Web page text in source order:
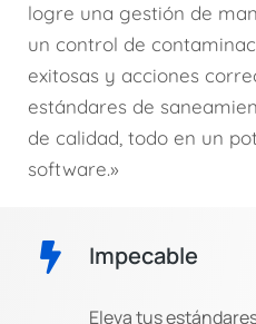
logre una gestión de
un control de
exitosas y acciones
estándares de
de calidad, todo en un
software.»
Impecable
Eleva tus